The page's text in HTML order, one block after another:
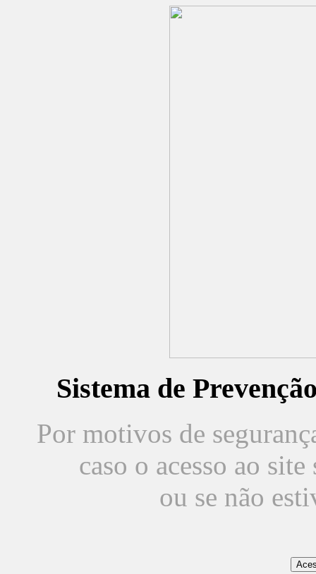
Sistema de
Por motivos de
caso o acesso ao
ou se não